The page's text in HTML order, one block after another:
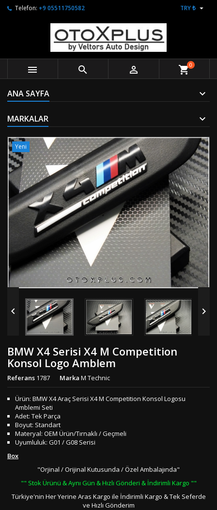
Telefon: +9 05511750582 TRY ₺ 
   shopping_cart0
ANA SAYFA
MARKALAR
Yeni
 
BMW X4 Serisi X4 M Competition
Konsol Logo Amblem
Referans 1787 Marka M Technic
Ürün: BMW X4 Araç Serisi X4 M Competition Konsol Logosu
Amblemi Seti
Adet: Tek Parça
Boyut: Standart
Materyal: OEM Ürün/Tırnaklı / Geçmeli
Uyumluluk: G01 / G08 Serisi
Box
"Orjinal / Orijinal Kutusunda / Özel Ambalajında"
"" Stok Ürünü & Aynı Gün & Hızlı Gönderi & İndirimli Kargo ""
Türkiye'nin Her Yerine Aras Kargo ile İndirimli Kargo & Tek Seferde
ve Hızlı Gönderim